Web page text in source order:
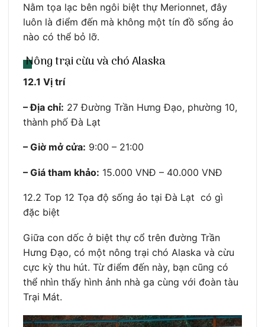
Nằm tọa lạc bên ngôi biệt thự Merionnet, đây
luôn là điểm đến mà không một tín đồ sống ảo
nào có thể bỏ lỡ.
Nông trại cừu và chó Alaska
12.1 Vị trí
– Địa chỉ: 27 Đường Trần Hưng Đạo, phường 10,
thành phố Đà Lạt
– Giờ mở cửa: 9:00 – 21:00
– Giá tham khảo: 15.000 VNĐ – 40.000 VNĐ
12.2 Top 12 Tọa độ sống ảo tại Đà Lạt có gì
đặc biệt
Giữa con dốc ở biệt thự cổ trên đường Trần
Hưng Đạo, có một nông trại chó Alaska và cừu
cực kỳ thu hút. Từ điểm đến này, bạn cũng có
thể nhìn thấy hình ảnh nhà ga cùng với đoàn tàu
Trại Mát.